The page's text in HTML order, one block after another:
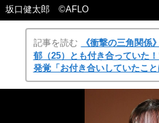
坂口健太郎 ©AFLO
記事を読む
《衝撃の三角関係
郁（25）とも付き合っていた
発覚「お付き合いしていたこ